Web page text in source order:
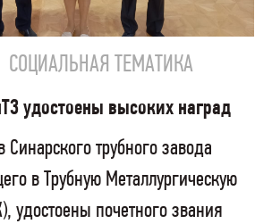
СОЦИАЛЬНАЯ ТЕМАТИКА
удостоены высоких наград
Синарского трубного завода
в Трубную Металлургическую
удостоены почетного звания